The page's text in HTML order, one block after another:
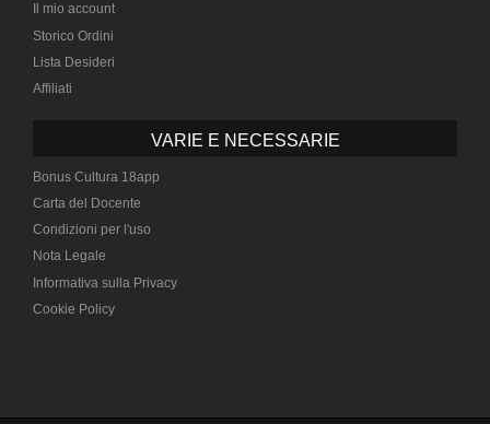
Il mio account
Storico Ordini
Lista Desideri
Affiliati
VARIE E NECESSARIE
Bonus Cultura 18app
Carta del Docente
Condizioni per l'uso
Nota Legale
Informativa sulla Privacy
Cookie Policy